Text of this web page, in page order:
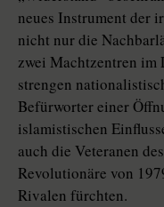
neues Ins­tru­ment der
nicht nur die
zwei Machtzentren im
strengen
Befürworter einer
islamistischen
auch die Veteranen
Revolutionäre von
Rivalen fürchten.